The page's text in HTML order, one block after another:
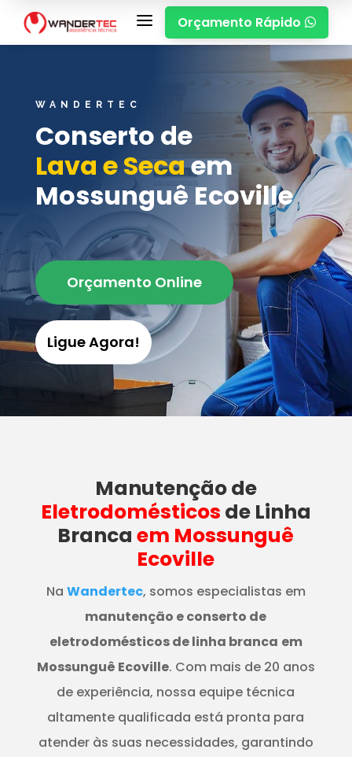
a Orçamento Rápido 
WANDERTEC
Conserto de
Lava e Secaem
Mossunguê Ecoville
Orçamento Online
Ligue Agora!
Manutençãode
Eletrodomésticos de Linha
Branca em Mossunguê
Ecoville
Na Wandertec, somos especialistas em
manutenção e conserto de
eletrodomésticos de linha branca em
Mossunguê Ecoville. Com mais de 20 anos
de experiência, nossa equipe técnica
altamente qualificada está pronta para
atender às suas necessidades, garantindo